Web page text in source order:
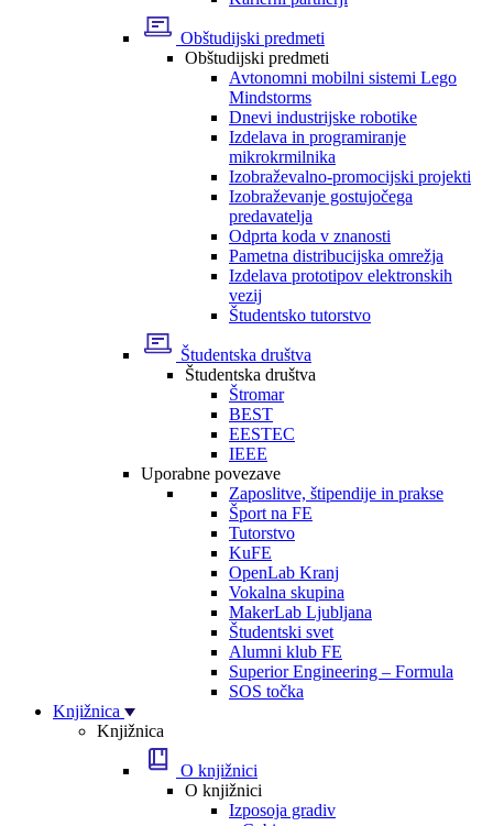
Obštudijski predmeti
Obštudijski predmeti
Avtonomni mobilni sistemi Lego
Mindstorms
Dnevi industrijske robotike
Izdelava in programiranje
mikrokrmilnika
Izobraževalno-promocijski projekti
Izobraževanje gostujočega
predavatelja
Odprta koda v znanosti
Pametna distribucijska omrežja
Izdelava prototipov elektronskih
vezij
Študentsko tutorstvo
Študentska društva
Študentska društva
Štromar
BEST
EESTEC
IEEE
Uporabne povezave
Zaposlitve, štipendije in prakse
Šport na FE
Tutorstvo
KuFE
OpenLab Kranj
Vokalna skupina
MakerLab Ljubljana
Študentski svet
Alumni klub FE
Superior Engineering – Formula
SOS točka
Knjižnica
Knjižnica
O knjižnici
O knjižnici
Izposoja gradiv